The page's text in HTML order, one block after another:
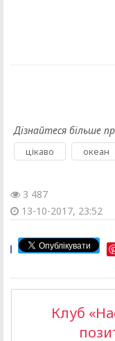
Дізнайтеся більше
цікаво океан
3 487
13-10-2017, 23:52
Клуб